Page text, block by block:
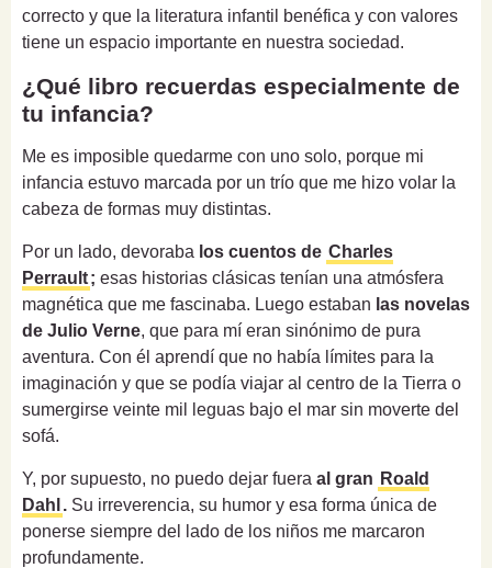
correcto y que la literatura infantil benéfica y con valores
tiene un espacio importante en nuestra sociedad.
¿Qué libro recuerdas especialmente de
tu infancia?
Me es imposible quedarme con uno solo, porque mi
infancia estuvo marcada por un trío que me hizo volar la
cabeza de formas muy distintas.
Por un lado, devoraba los cuentos de Charles
Perrault; esas historias clásicas tenían una atmósfera
magnética que me fascinaba. Luego estaban las novelas
de Julio Verne, que para mí eran sinónimo de pura
aventura. Con él aprendí que no había límites para la
imaginación y que se podía viajar al centro de la Tierra o
sumergirse veinte mil leguas bajo el mar sin moverte del
sofá.
Y, por supuesto, no puedo dejar fuera al gran Roald
Dahl . Su irreverencia, su humor y esa forma única de
ponerse siempre del lado de los niños me marcaron
profundamente.